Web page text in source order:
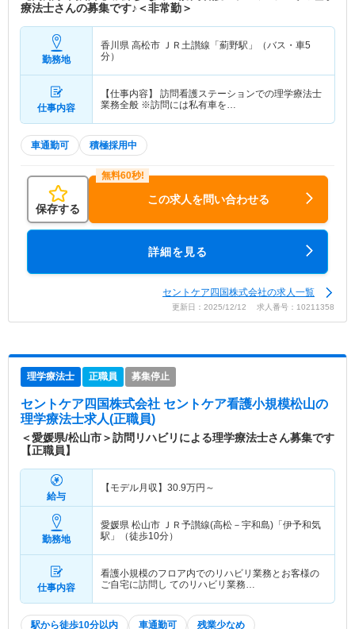
療法士さんの募集です♪＜非常勤＞
勤務地
香川県 高松市
ＪＲ土讃線「薊野駅」（バス・車5
分）
仕事内容
【仕事内容】 訪問看護ステーションでの理学療法士
業務全般 ※訪問には私有車を…
車通勤可 積極採用中
保存する
この求人を問い合わせる
詳細を見る
セントケア四国株式会社の求人一覧
更新日：2025/12/12 求人番号：10211358
理学療法士 正職員 募集停止
セントケア四国株式会社 セントケア看護小規模松山の
理学療法士求人(正職員)
＜愛媛県/松山市＞訪問リハビリによる理学療法士さん募集です
【正職員】
給与
【モデル月収】 30.9万円～
勤務地
愛媛県 松山市
ＪＲ予讃線(高松－宇和島)「伊予和気
駅」（徒歩10分）
仕事内容
看護小規模のフロア内でのリハビリ業務とお客様の
ご自宅に訪問し てのリハビリ業務…
駅から徒歩10分以内 車通勤可 残業少なめ